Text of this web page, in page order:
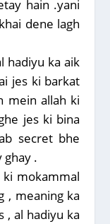
hain .yani
dene lagh
hadiyu ka aik
jes ki barkat
mein allah ki
jes ki bina
secret bhe
ghay .
mokammal
, meaning ka
, al hadiyu ka